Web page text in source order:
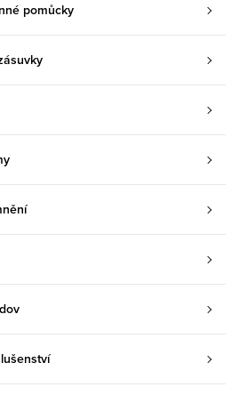
pomůcky